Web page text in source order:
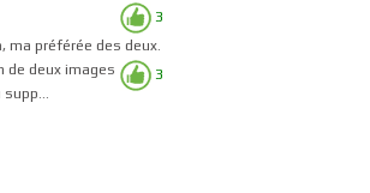
3
3
ma préférée des deux.
de deux images